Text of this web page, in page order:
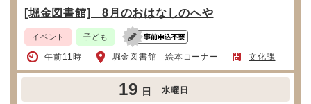
[堀金図書館] 8月のおはなしのへや
イベント 子ども
午前11時 堀金図書館 絵本コーナー 文化課
19 日 水曜日